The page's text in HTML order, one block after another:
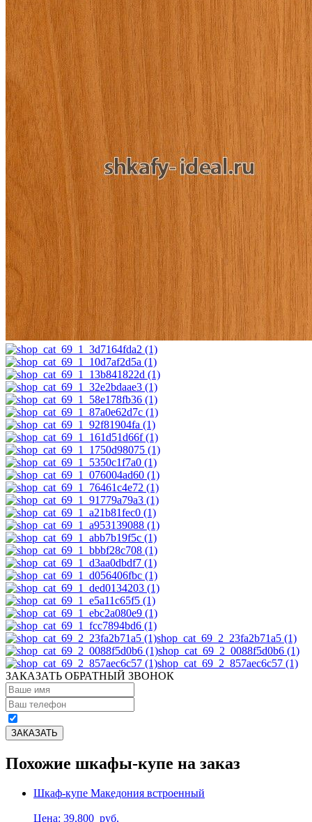
shop_cat_69_2_23fa2b71a5 (1)
shop_cat_69_2_0088f5d0b6 (1)
shop_cat_69_2_857aec6c57 (1)
ЗАКАЗАТЬ ОБРАТНЫЙ ЗВОНОК
Похожие шкафы-купе на заказ
Шкаф-купе Македония встроенный
Цена: 39,800 руб.